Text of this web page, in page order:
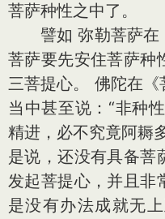
菩萨种性之中了。
譬如 弥勒菩萨在
菩萨要先安住菩萨种
三菩提心。 佛陀在《
当中甚至说：“非种
精进，必不究竟阿耨
是说，还没有具备菩
发起菩提心，并且非
是没有办法成就无